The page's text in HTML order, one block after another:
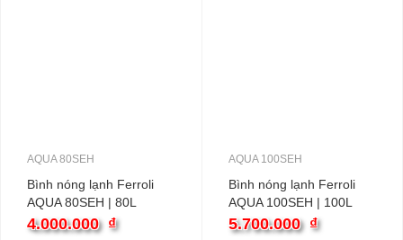
AQUA 80SEH
Bình nóng lạnh Ferroli
AQUA 80SEH | 80L
ngang
4.000.000 ₫
AQUA 100SEH
Bình nóng lạnh Ferroli
AQUA 100SEH | 100L
ngang
5.700.000 ₫